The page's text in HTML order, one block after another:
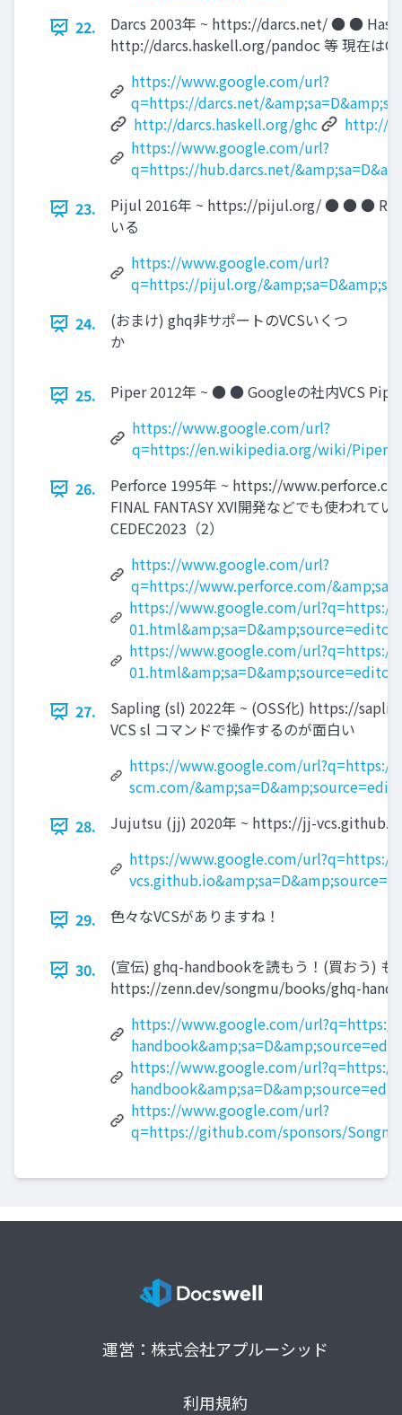
22.
Darcs 2003年 ~ https://darcs.net/ ● ●
http://darcs.haskell.org/pandoc 等 現在は
https://www.google.com/url?
q=https://darcs.net/
http://darcs.haskell.org/ghc
http://
https://www.google.com/url?
q=https://hub.darcs.net/
23.
Pijul 2016年 ~ https://pijul.org/ ● ● ● Rust
いる
https://www.google.com/url?
q=https://pijul.org/
24.
(おまけ) ghq非サポートのVCSいくつ
か
25.
Piper 2012年 ~ ● ● Googleの社内VCS
https://www.google.com/url?
q=https://en.wikipedia.org/wiki/
26.
Perforce 1995年 ~ https://
FINAL FANTASY XVI開発などでも使われて
CEDEC2023（2）
https://www.google.com/url?
q=https://www.perforce.com/
https://www.google.com/
https://www.google.com/
27.
Sapling (sl) 2022年 ~ (OSS化) https://
VCS sl コマンドで操作するのが面白い
https://www.google.com/url?q=https://
scm.com/
28.
Jujutsu (jj) 2020年 ~ https://jj-
https://www.google.com/url?q=https://
29.
色々なVCSがありますね！
30.
(宣伝) ghq-handbookを読もう！(買おう)
https://zenn.dev/songmu/books/ghq-
https://www.google.com/url?q=https://
https://www.google.com/url?q=https://
https://www.google.com/url?
q=https://github.com/sponsors/
運営：株式会社アプルーシッド
利用規約